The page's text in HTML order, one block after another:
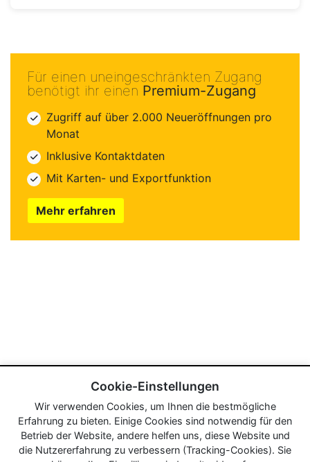
Für einen uneingeschränkten Zugang
benötigt ihr einen Premium-Zugang
Zugriff auf über 2.000 Neueröffnungen pro
Monat
Inklusive Kontaktdaten
Mit Karten- und Exportfunktion
Mehr erfahren
Cookie-Einstellungen
Wir verwenden Cookies, um Ihnen die bestmögliche
Erfahrung zu bieten. Einige Cookies sind notwendig für den
Betrieb der Website, andere helfen uns, diese Website und
die Nutzererfahrung zu verbessern (Tracking-Cookies). Sie